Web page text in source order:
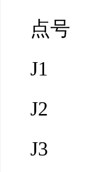
点号
J1
J2
J3